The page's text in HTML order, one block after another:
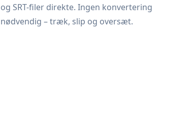
og SRT-filer direkte. Ingen konvertering
nødvendig – træk, slip og oversæt.